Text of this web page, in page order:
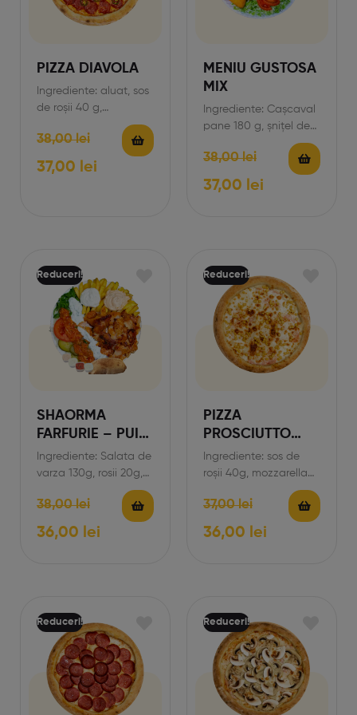
PIZZA DIAVOLA
Ingrediente: aluat, sos
de roșii 40 g,
salam picant 60g,
ardei iute 20g.…
38,00lei
37,00 lei
MENIU GUSTOSA
MIX
Ingrediente: Cașcaval
pane 180 g, șnițel de
pui 120g, cartofi prăjiți
150 g, salată de…
38,00lei
37,00 lei
Reduceri!
SHAORMA
FARFURIE – PUI
MAXX
Ingrediente: Salata de
varza 130g, rosii 20g,
castraveciori murati
20g, salata verde 20g,
…
38,00lei
36,00 lei
Reduceri!
PIZZA
PROSCIUTTO
COTO CU
PORUMB
Ingrediente: sos de
roșii 40g, mozzarella
porumb dulce 30g.
*Prețul produsului
conține…
37,00lei
36,00 lei
Reduceri! Reduceri!